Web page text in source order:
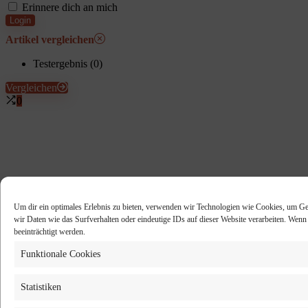
Um dir ein optimales Erlebnis zu bieten, verwenden wir Technologien wie Cookies, um
wir Daten wie das Surfverhalten oder eindeutige IDs auf dieser Website verarbeiten.
beeinträchtigt werden.
Funktionale Cookies
Statistiken
Erinnere dich an mich
Login
Artikel vergleichen
Testergebnis (0)
Vergleichen
0